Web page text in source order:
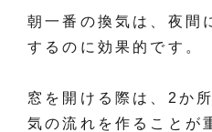
朝一番の換気は、夜間
するのに効果的です。
窓を開ける際は、2か
気の流れを作ることが